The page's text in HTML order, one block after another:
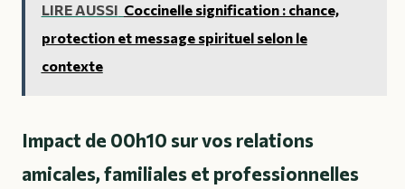
LIRE AUSSI Coccinelle signification : chance,
protection et message spirituel selon le
contexte
Impact de 00h10 sur vos relations
amicales, familiales et professionnelles